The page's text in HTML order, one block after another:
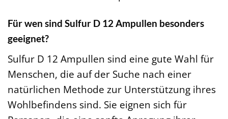
Für wen sind Sulfur D 12 Ampullen besonders
geeignet?
Sulfur D 12 Ampullen sind eine gute Wahl für
Menschen, die auf der Suche nach einer
natürlichen Methode zur Unterstützung ihres
Wohlbefindens sind. Sie eignen sich für